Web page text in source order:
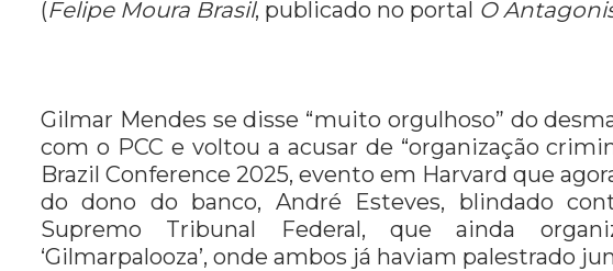
(Felipe Moura Brasil, publicado no portal O
Gilmar Mendes se disse “muito orgulhoso” do
com o PCC e voltou a acusar de “organização
Brazil Conference 2025, evento em Harvard que
do dono do banco, André Esteves, blindado
Supremo Tribunal Federal, que ainda
‘Gilmarpalooza’, onde ambos já haviam palestrado